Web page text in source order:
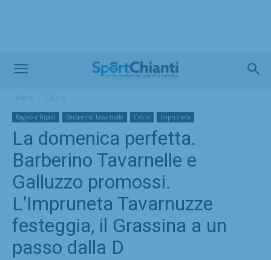
Bagno a Ripoli Barberino Tavarnelle Calcio Impruneta
La domenica perfetta.
Barberino Tavarnelle e
Galluzzo promossi.
L’Impruneta Tavarnuzze
festeggia, il Grassina a un
passo dalla D